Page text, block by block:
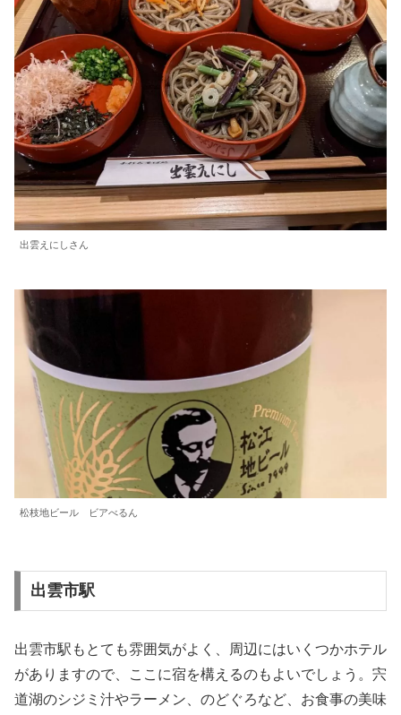
出雲えにしさん
松枝地ビール ビアべるん
出雲市駅
出雲市駅もとても雰囲気がよく、周辺にはいくつかホテル
がありますので、ここに宿を構えるのもよいでしょう。宍
道湖のシジミ汁やラーメン、のどぐろなど、お食事の美味